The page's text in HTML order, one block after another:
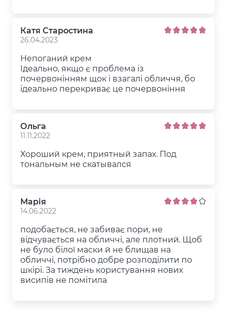
Катя Старостина
26.04.2023
Непоганий крем
Ідеально, якщо є проблема із
почервонінням щок і взагалі обличчя, бо
ідеально перекриває це почервоніння
Ольга
11.11.2022
Хороший крем, приятный запах. Под
тональным не скатывался
Марія
14.06.2022
подобається, не забиває пори, не
відчувається на обличчі, але плотний. Щоб
не було білої маски й не блищав на
обличчі, потрібно добре розподілити по
шкірі. За тиждень користування нових
висипів не помітила